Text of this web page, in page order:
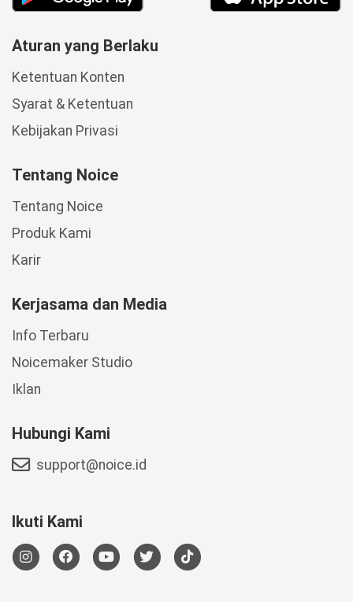
Aturan yang Berlaku
Ketentuan Konten
Syarat & Ketentuan
Kebijakan Privasi
Tentang Noice
Tentang Noice
Produk Kami
Karir
Kerjasama dan Media
Info Terbaru
Noicemaker Studio
Iklan
Hubungi Kami
support@noice.id
Ikuti Kami